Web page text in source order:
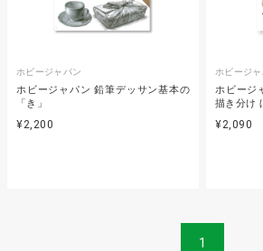
ホビージャパン
ホビージャパン 鉛筆デッサン基本の
「き」
¥2,200
ホビージャ
ホビージ
描き分け
¥2,090
1